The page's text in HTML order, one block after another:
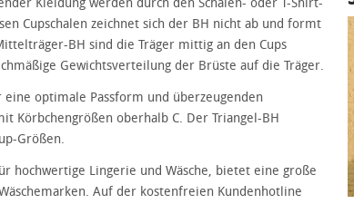
Kleidung werden durch den Schalen- oder T-Shirt-
Cupschalen zeichnet sich der BH nicht ab und formt
BH sind die Träger mittig an den Cups
Gewichtsverteilung der Brüste auf die Träger.
optimale Passform und überzeugenden
Körbchengrößen oberhalb C. Der Triangel-BH
Größen.
hochwertige Lingerie und Wäsche, bietet eine große
Auf der kostenfreien Kundenhotline